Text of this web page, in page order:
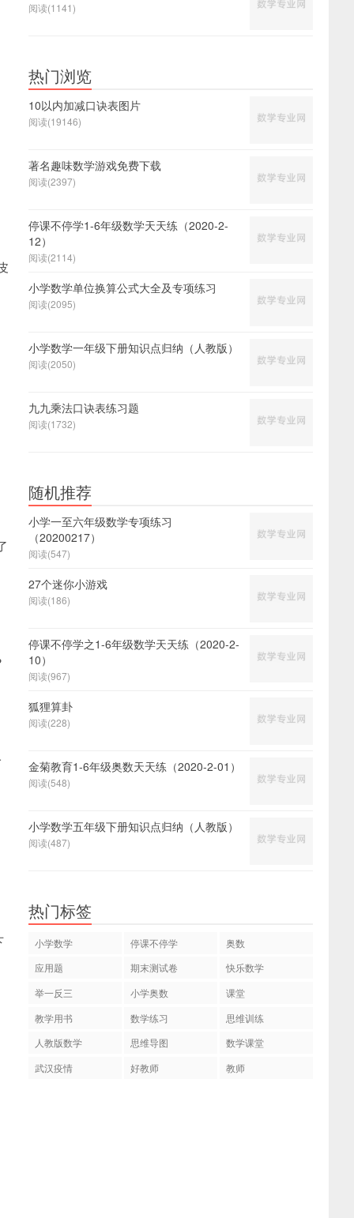
阅读(1141)
热门浏览
10以内加减口诀表图片
阅读(19146)
著名趣味数学游戏免费下载
阅读(2397)
停课不停学1-6年级数学天天练（2020-2-
12）
阅读(2114)
小学数学单位换算公式大全及专项练习
阅读(2095)
小学数学一年级下册知识点归纳（人教版）
阅读(2050)
九九乘法口诀表练习题
阅读(1732)
随机推荐
小学一至六年级数学专项练习
（20200217）
阅读(547)
27个迷你小游戏
阅读(186)
停课不停学之1-6年级数学天天练（2020-2-
10）
阅读(967)
狐狸算卦
阅读(228)
金菊教育1-6年级奥数天天练（2020-2-01）
阅读(548)
小学数学五年级下册知识点归纳（人教版）
阅读(487)
热门标签
小学数学 停课不停学
奥数
应用题
期末测试卷
快乐数学
举一反三
小学奥数
课堂
教学用书
数学练习
思维训练
人教版数学
思维导图
数学课堂
武汉疫情
好教师 教师